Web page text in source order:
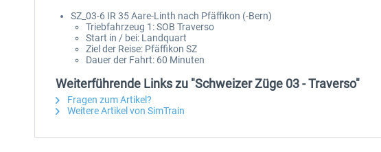
SZ_03-6 IR 35 Aare-Linth nach Pfäffikon (-Bern)
Triebfahrzeug 1: SOB Traverso
Start in / bei: Landquart
Ziel der Reise: Pfäffikon SZ
Dauer der Fahrt: 60 Minuten
Weiterführende Links zu "Schweizer Züge 03 - Traverso"
Fragen zum Artikel?
Weitere Artikel von SimTrain